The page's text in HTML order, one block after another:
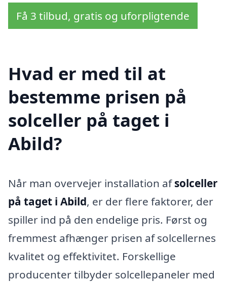
Få 3 tilbud, gratis og uforpligtende
Hvad er med til at
bestemme prisen på
solceller på taget i
Abild?
Når man overvejer installation afsolceller
på taget i Abild, er der flere faktorer, der
spiller ind på den endelige pris. Først og
fremmest afhænger prisen af solcellernes
kvalitet og effektivitet. Forskellige
producenter tilbyder solcellepaneler med